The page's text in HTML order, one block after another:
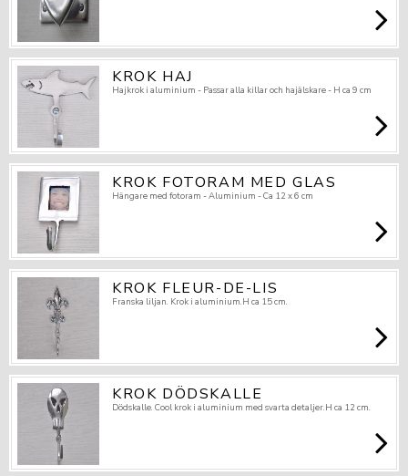
KROK HAJ
Hajkrok i aluminium - Passar alla killar och hajälskare - H ca 9 cm
KROK FOTORAM MED GLAS
Hängare med fotoram - Aluminium - Ca 12 x 6 cm
KROK FLEUR-DE-LIS
Franska liljan. Krok i aluminium.H ca 15 cm.
KROK DÖDSKALLE
Dödskalle. Cool krok i aluminium med svarta detaljer.H ca 12 cm.